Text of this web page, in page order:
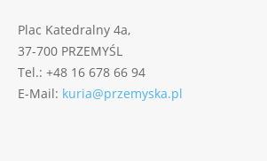
Plac Katedralny 4a,
37-700 PRZEMYŚL
Tel.: +48 16 678 66 94
E-Mail: kuria@przemyska.pl